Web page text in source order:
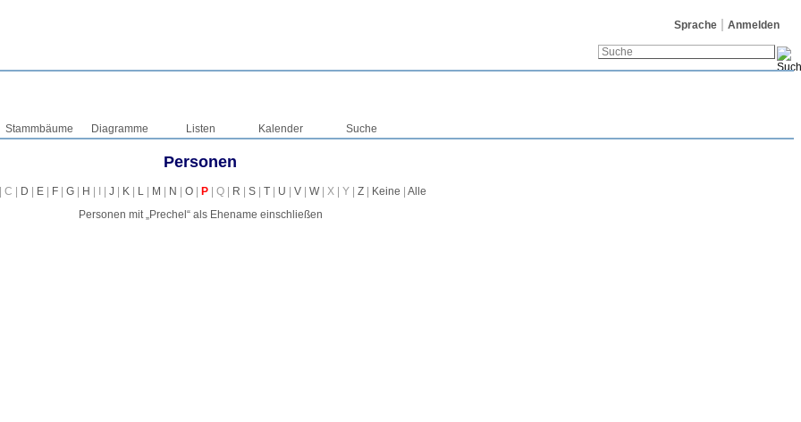
Sprache Anmelden
Stammbäume Diagramme Listen Kalender Suche
Personen
C | D | E| F| G| H | I | J | K| L| M | N | O| P| Q | R | S| T| U | V| W| X | Y | Z| Keine | Alle
Personen mit „Prechel“ als Ehename einschließen